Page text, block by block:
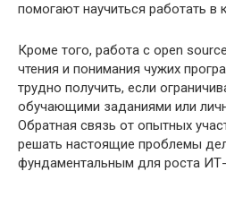
помогают научиться работать в
Кроме того, работа с open
чтения и понимания чужих
трудно получить, если
обучающими заданиями или
Обратная связь от опытных
решать настоящие проблемы
фундаментальным для роста ИТ-